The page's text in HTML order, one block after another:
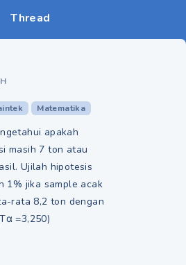
Thread
Matematika
apakah
masih 7 ton atau
Ujilah hipotesis
1% jika sample acak
rata 8,2 ton dengan
=3,250)